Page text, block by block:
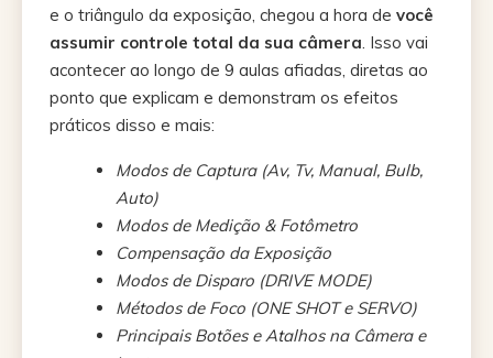
e o triângulo da exposição, chegou a hora de você
assumir controle total da sua câmera . Isso vai
acontecer ao longo de 9 aulas afiadas, diretas ao
ponto que explicam e demonstram os efeitos
práticos disso e mais:
Modos de Captura (Av, Tv, Manual, Bulb,
Auto)
Modos de Medição & Fotômetro
Compensação da Exposição
Modos de Disparo (DRIVE MODE)
Métodos de Foco (ONE SHOT e SERVO)
Principais Botões e Atalhos na Câmera e